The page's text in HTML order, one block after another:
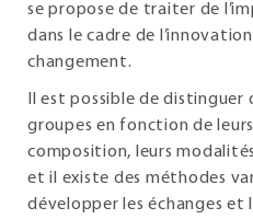
se propose de traiter de
dans le cadre de
changement.
Il est possible de
groupes en fonction de
composition, leurs
et il existe des méthodes
développer les échanges et